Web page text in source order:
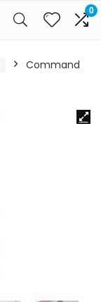
0
Command